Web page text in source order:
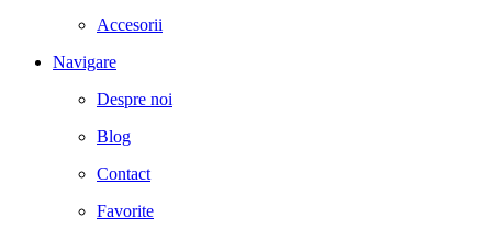
Accesorii
Navigare
Despre noi
Blog
Contact
Favorite